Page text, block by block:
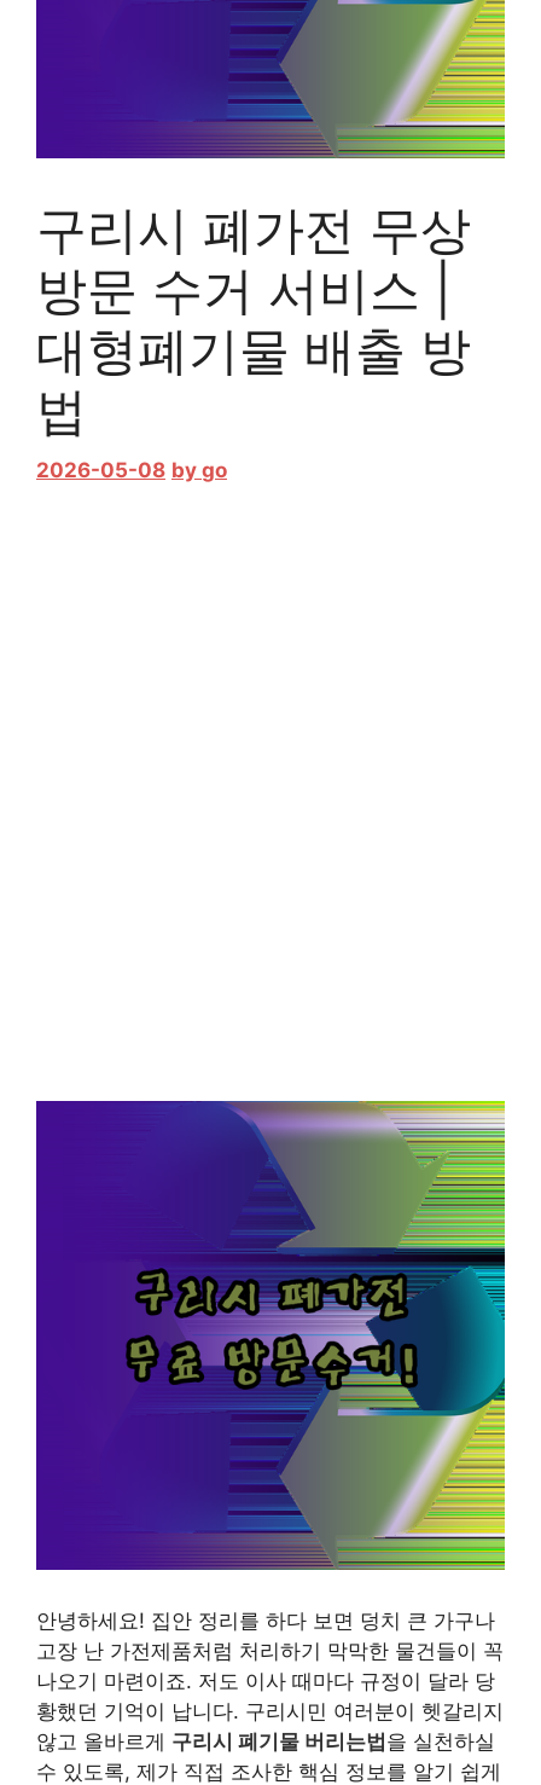
구리시 폐가전 무상
방문 수거 서비스 |
대형폐기물 배출 방
법
2026-05-08 by go
안녕하세요! 집안 정리를 하다 보면 덩치 큰 가구나
고장 난 가전제품처럼 처리하기 막막한 물건들이 꼭
나오기 마련이죠. 저도 이사 때마다 규정이 달라 당
황했던 기억이 납니다. 구리시민 여러분이 헷갈리지
않고 올바르게 구리시 폐기물 버리는법 을 실천하실
수 있도록, 제가 직접 조사한 핵심 정보를 알기 쉽게